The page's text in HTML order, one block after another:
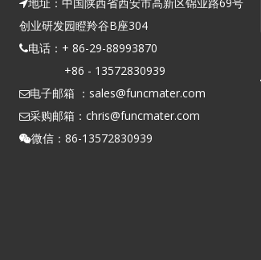

创业研发园瞪羚谷B座304
电话：+ 86-29-88993870
+86 - 13572830939
电子邮箱 ： sales@funcmater.com
采购邮箱： chris@funcmater.com
微信：86-13572830939